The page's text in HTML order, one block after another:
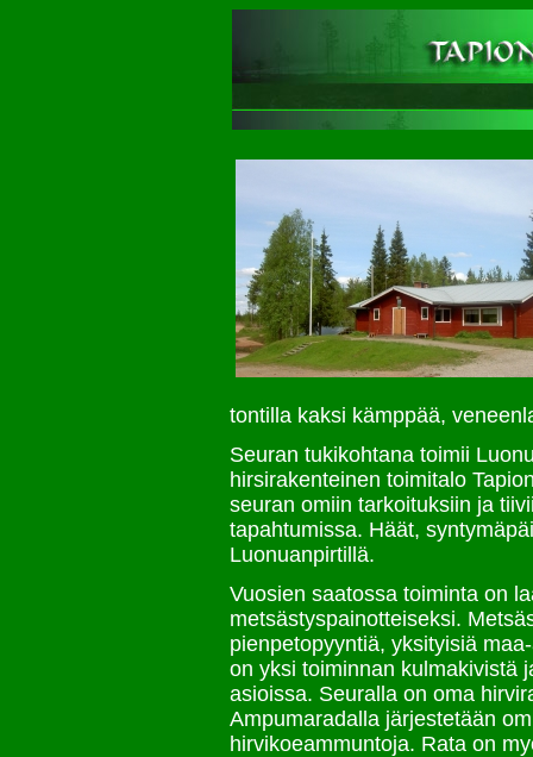
tontilla kaksi kämppää,
Seuran tukikohtana toimii
hirsirakenteinen toimitalo
seuran omiin tarkoituksiin ja
tapahtumissa. Häät,
Luonuanpirtillä.
Vuosien saatossa toiminta on
metsästyspainotteiseksi.
pienpetopyyntiä, yksityisiä
on yksi toiminnan kulmakivistä
asioissa. Seuralla on oma
Ampumaradalla järjestetään
hirvikoeammuntoja. Rata on